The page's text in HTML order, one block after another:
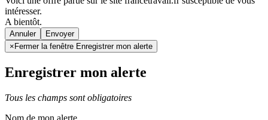
intéresser.
A bientôt.
Annuler
× Fermer la fenêtre Enregistrer mon alerte
Enregistrer mon alerte
Tous les champs sont obligatoires
Nom de mon alerte